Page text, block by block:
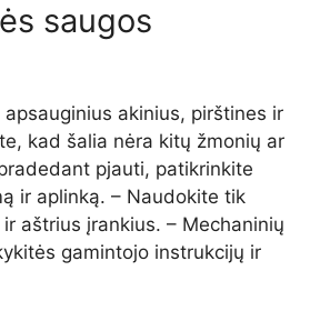
saugos
akinius, pirštines ir
kad šalia nėra kitų žmonių ar
pjauti, patikrinkite
ir aplinką. – Naudokite tik
aštrius įrankius. – Mechaninių
gamintojo instrukcijų ir